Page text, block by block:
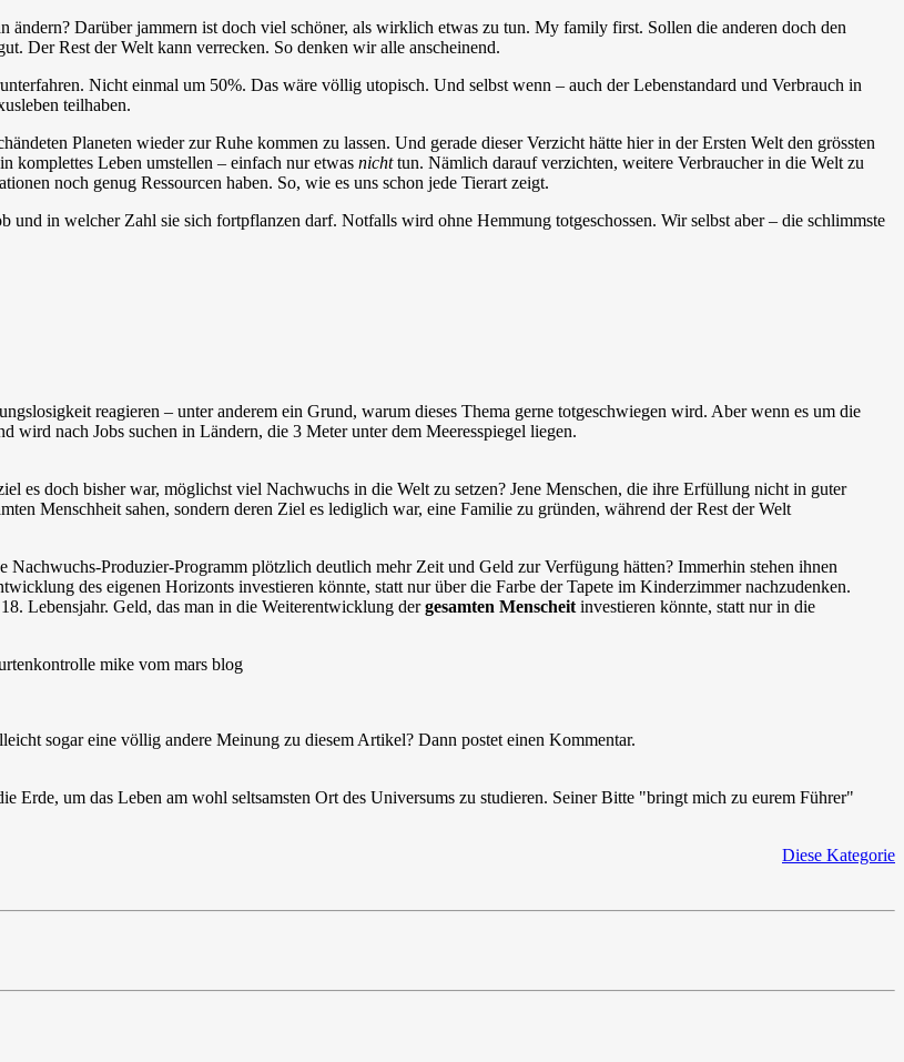
ändern? Darüber jammern ist doch viel schöner, als wirklich etwas zu tun. My family first. Sollen die anderen doch den
Der Rest der Welt kann verrecken. So denken wir alle anscheinend.
Nicht einmal um 50%. Das wäre völlig utopisch. Und selbst wenn – auch der Lebenstandard und Verbrauch in
teilhaben.
Planeten wieder zur Ruhe kommen zu lassen. Und gerade dieser Verzicht hätte hier in der Ersten Welt den grössten
komplettes Leben umstellen – einfach nur etwas nichttun. Nämlich darauf verzichten, weitere Verbraucher in die Welt zu
noch genug Ressourcen haben. So, wie es uns schon jede Tierart zeigt.
in welcher Zahl sie sich fortpflanzen darf. Notfalls wird ohne Hemmung totgeschossen. Wir selbst aber – die schlimmste
reagieren – unter anderem ein Grund, warum dieses Thema gerne totgeschwiegen wird. Aber wenn es um die
wird nach Jobs suchen in Ländern, die 3 Meter unter dem Meeresspiegel liegen.
es doch bisher war, möglichst viel Nachwuchs in die Welt zu setzen? Jene Menschen, die ihre Erfüllung nicht in guter
Menschheit sahen, sondern deren Ziel es lediglich war, eine Familie zu gründen, während der Rest der Welt
Produzier-Programm plötzlich deutlich mehr Zeit und Geld zur Verfügung hätten? Immerhin stehen ihnen
des eigenen Horizonts investieren könnte, statt nur über die Farbe der Tapete im Kinderzimmer nachzudenken.
Lebensjahr. Geld, das man in die Weiterentwicklung dergesamten Menscheit investieren könnte, statt nur in die
sogar eine völlig andere Meinung zu diesem Artikel? Dann postet einen Kommentar.
Erde, um das Leben am wohl seltsamsten Ort des Universums zu studieren. Seiner Bitte "bringt mich zu eurem Führer"
Diese Kategorie